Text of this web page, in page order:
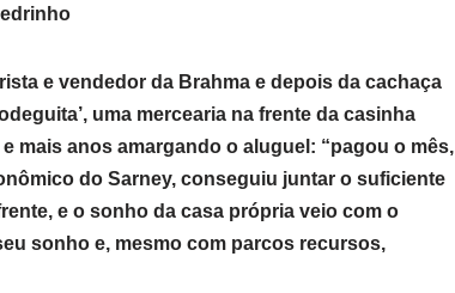
e vendedor da Brahma e depois da cachaça
uma mercearia na frente da casinha
mais anos amargando o aluguel: “pagou o mês,
do Sarney, conseguiu juntar o suficiente
e o sonho da casa própria veio com o
sonho e, mesmo com parcos recursos,